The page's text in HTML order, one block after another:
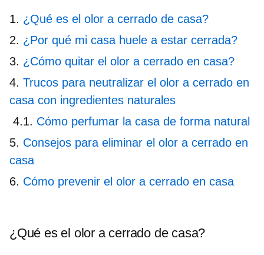
¿Qué es el olor a cerrado de casa?
¿Por qué mi casa huele a estar cerrada?
¿Cómo quitar el olor a cerrado en casa?
Trucos para neutralizar el olor a cerrado en
casa con ingredientes naturales
Cómo perfumar la casa de forma natural
Consejos para eliminar el olor a cerrado en
casa
Cómo prevenir el olor a cerrado en casa
¿Qué es el olor a cerrado de casa?